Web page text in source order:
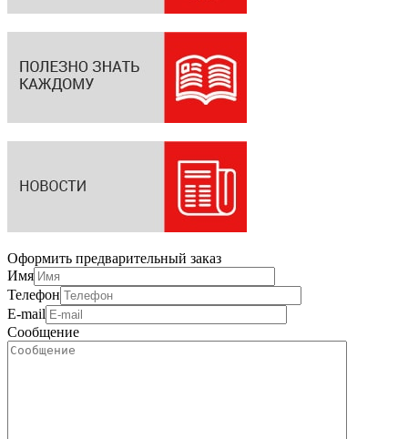
Оформить предварительный заказ
Имя
Телефон
E-mail
Сообщение